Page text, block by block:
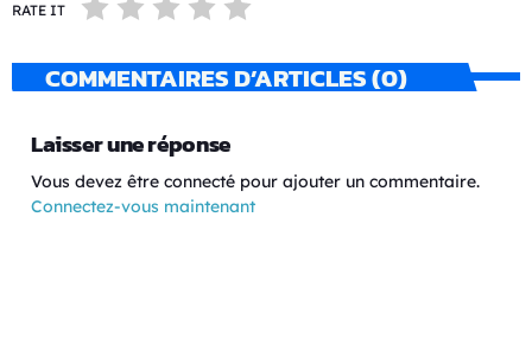
RATE IT
COMMENTAIRES D’ARTICLES (0)
Laisser une réponse
Vous devez être connecté pour ajouter un commentaire.
Connectez-vous maintenant